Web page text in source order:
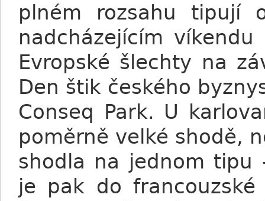
plném rozsahu tipují
nadcházejícím
Evropské šlechty na
Den štik českého
Conseq Park. U
poměrně velké shodě,
shodla na jednom
je pak do